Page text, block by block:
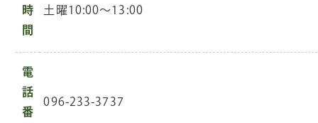
時
間
土曜10:00～13:00
電
話
番
096-233-3737